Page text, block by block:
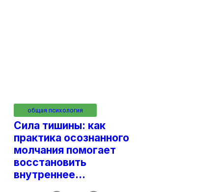
общая психология
Сила тишины: как
практика осознанного
молчания помогает
восстановить
внутреннее…